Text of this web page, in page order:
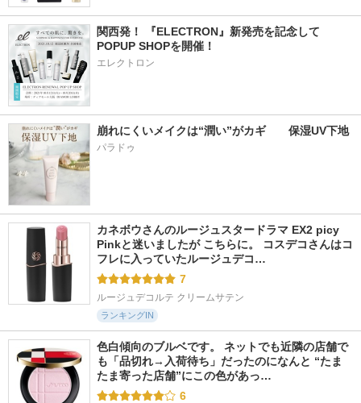
関西発！ 『ELECTRON』新発売を記念して
POPUP SHOPを開催！
エレクトロン
崩れにくいメイクは“潤い”がカギ　　保湿UV下地
パラドゥ
カネボウさんのルージュスタードラマ EX2 picy
Pinkと迷いましたが こちらに。 コスデコさんはコ
フレに入っていたルージュデコ…
7
ルージュデコルテ クリームサテン
ランキングIN
色白傾向のブルベです。 ネットでも近隣の店舗で
も「品切れ→入荷待ち」だったのになんと “たま
たま寄った店舗”にこの色があっ…
6